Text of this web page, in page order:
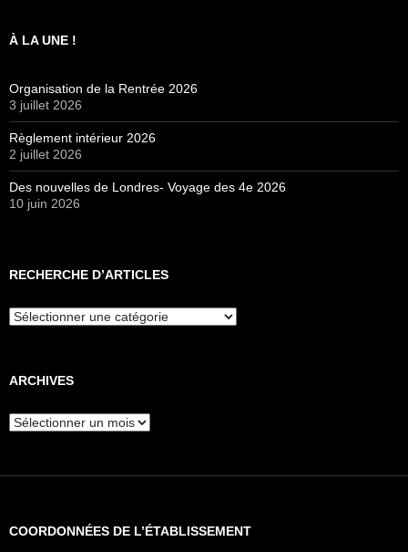
À LA UNE !
Organisation de la Rentrée 2026
3 juillet 2026
Règlement intérieur 2026
2 juillet 2026
Des nouvelles de Londres- Voyage des 4e 2026
10 juin 2026
RECHERCHE D’ARTICLES
Recherche
ARCHIVES
Archives
COORDONNÉES DE L’ÉTABLISSEMENT